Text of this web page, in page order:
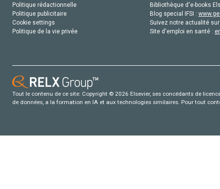
Politique rédactionnelle
Politique publicitaire
Cookie settings
Politique de la vie privée
Bibliothèque d'e-books
Blog special IFSI :
Suivez notre actualité
Site d'emploi en santé :
Tout le contenu de ce site: Copyright © 2026 Elsevier, ses concédants de
de données, a la formation en IA et aux technologies similaires. Pour tout